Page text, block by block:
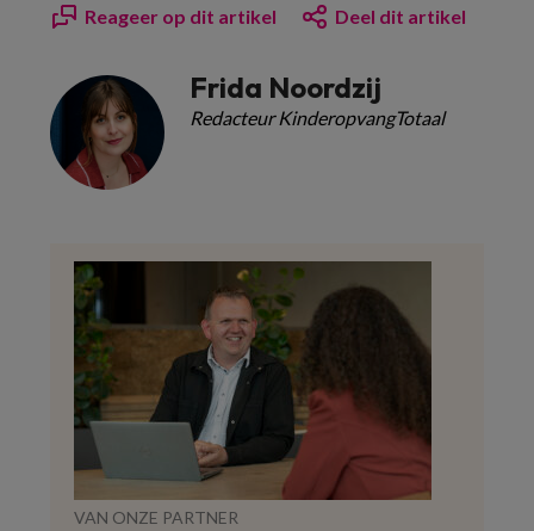
Reageer op dit artikel Deel dit artikel
Frida Noordzij
Redacteur KinderopvangTotaal
VAN ONZE PARTNER